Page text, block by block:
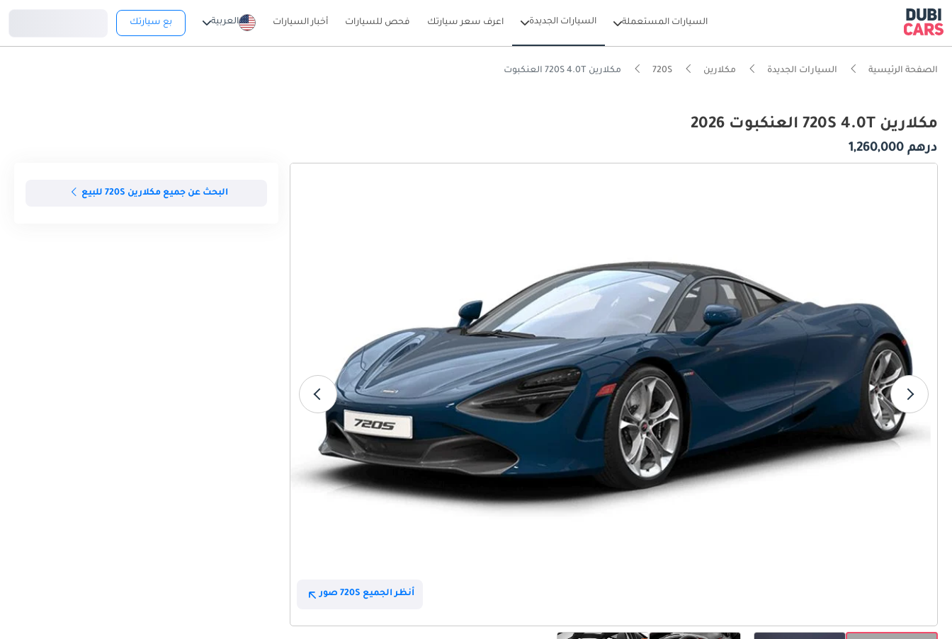
السيارات المستعملة السيارات الجديدة اعرف سعر سيارتك فحص للسيارات أخبار السيارات العربية بع سيارتك
الصفحة الرئيسية السيارات الجديدة مكلارين 720S مكلارين 720S 4.0T العنكبوت
مكلارين 720S 4.0T العنكبوت 2026
درهم 1,260,000
أنظر الجميع 720S صور
البحث عن جميع مكلارين 720S للبيع